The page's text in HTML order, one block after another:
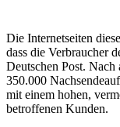
Die Internetseiten
dass die Verbraucher
Deutschen Post.
350.000
mit einem hohen,
betroffenen Kunden.